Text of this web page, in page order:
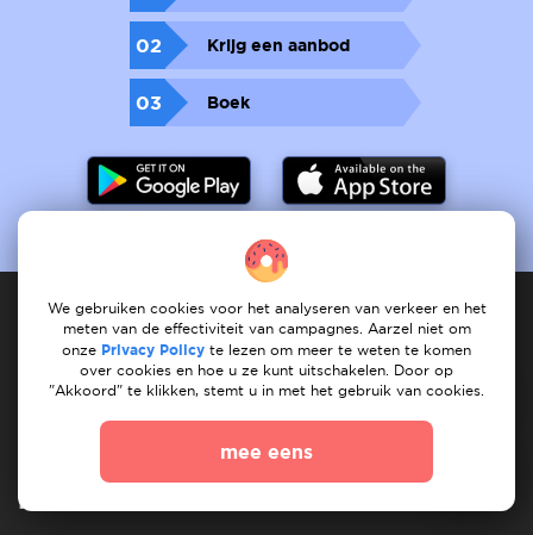
02 Krijg een aanbod
03 Boek
Dienstverlener
Hoe het werkt registreet services
Mijn services
Onze services
Klant
We gebruiken cookies voor het analyseren van verkeer en het
meten van de effectiviteit van campagnes. Aarzel niet om
onze Privacy Policy te lezen om meer te weten te komen
over cookies en hoe u ze kunt uitschakelen. Door op
"Akkoord" te klikken, stemt u in met het gebruik van cookies.
mee eens